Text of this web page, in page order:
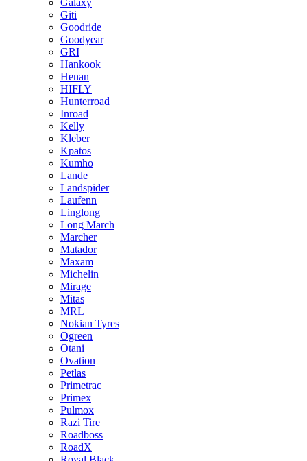
Galaxy
Giti
Goodride
Goodyear
GRI
Hankook
Henan
HIFLY
Hunterroad
Inroad
Kelly
Kleber
Kpatos
Kumho
Lande
Landspider
Laufenn
Linglong
Long March
Marcher
Matador
Maxam
Michelin
Mirage
Mitas
MRL
Nokian Tyres
Ogreen
Otani
Ovation
Petlas
Primetrac
Primex
Pulmox
Razi Tire
Roadboss
RoadX